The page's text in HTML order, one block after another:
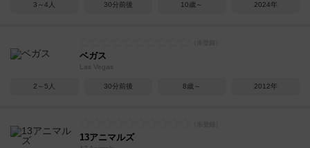
3～4人 30分前後 10歳～ 2024年
ベガス
Las Vegas
2～5人 30分前後 8歳～ 2012年
13アニマルズ